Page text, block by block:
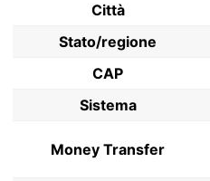
Città
Stato/regione
CAP
Sistema
Money Transfer